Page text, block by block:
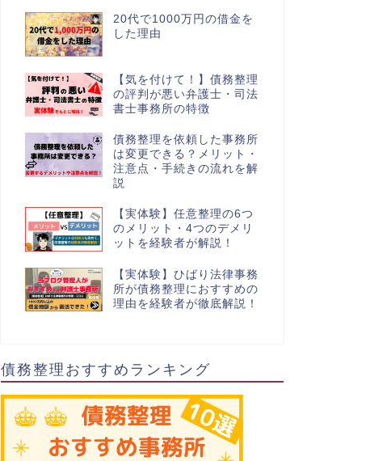
20代で1000万円の借金を
した理由
【気を付けて！】債務整理
の評判が悪い弁護士・司法
書士事務所の特徴
債務整理を依頼した事務所
は変更できる？メリット・
注意点・手続きの流れを解
説
【実体験】任意整理の6つ
のメリット・4つのデメリ
ットを経験者が解説！
【実体験】ひばり法律事務
所が債務整理におすすめの
理由を経験者が徹底解説！
債務整理おすすめランキング